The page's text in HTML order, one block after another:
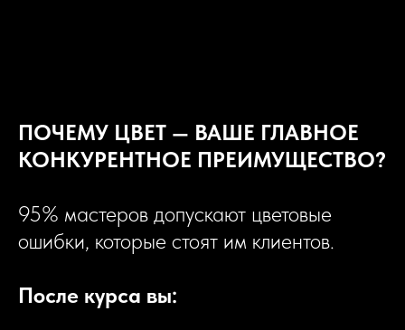
ПОЧЕМУ ЦВЕТ — ВАШЕ ГЛАВНОЕ
КОНКУРЕНТНОЕ ПРЕИМУЩЕСТВО?
95% мастеров допускают цветовые
ошибки, которые стоят им клиентов.
После курса вы: